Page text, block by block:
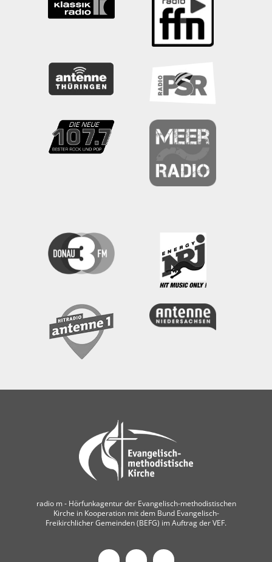
radio m ‐ Hörfunkagentur der Evangelisch-methodistischen
Kirche in Kooperation mit dem Bund Evangelisch-
Freikirchlicher Gemeinden (BEFG) im Auftrag der VEF.